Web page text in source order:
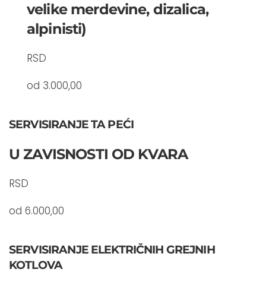
velike merdevine, dizalica,
alpinisti)
RSD
od 3.000,00
SERVISIRANJE TA PEĆI
U ZAVISNOSTI OD KVARA
RSD
od 6.000,00
SERVISIRANJE ELEKTRIČNIH GREJNIH
KOTLOVA